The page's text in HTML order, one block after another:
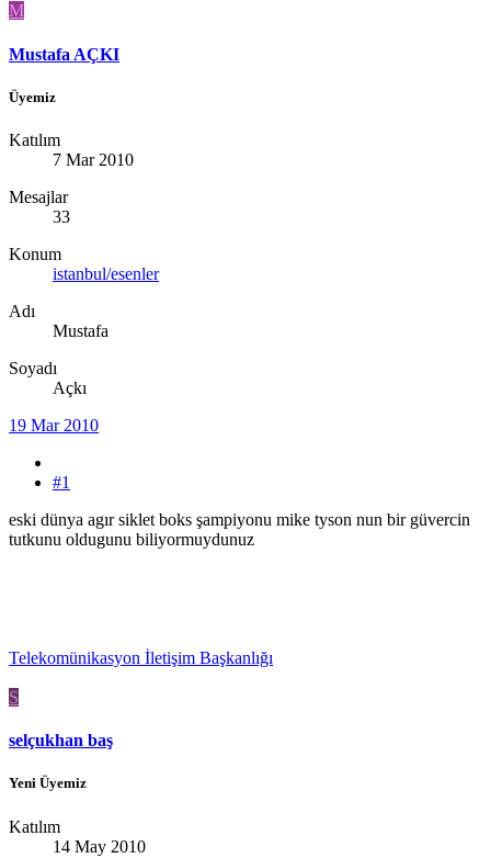
M
Mustafa AÇKI
Üyemiz
Katılım
7 Mar 2010
Mesajlar
33
Konum
istanbul/esenler
Adı
Mustafa
Soyadı
Açkı
19 Mar 2010
#1
eski dünya agır siklet boks şampiyonu mike tyson nun bir güvercin
tutkunu oldugunu biliyormuydunuz
Telekomünikasyon İletişim Başkanlığı
S
selçukhan baş
Yeni Üyemiz
Katılım
14 May 2010